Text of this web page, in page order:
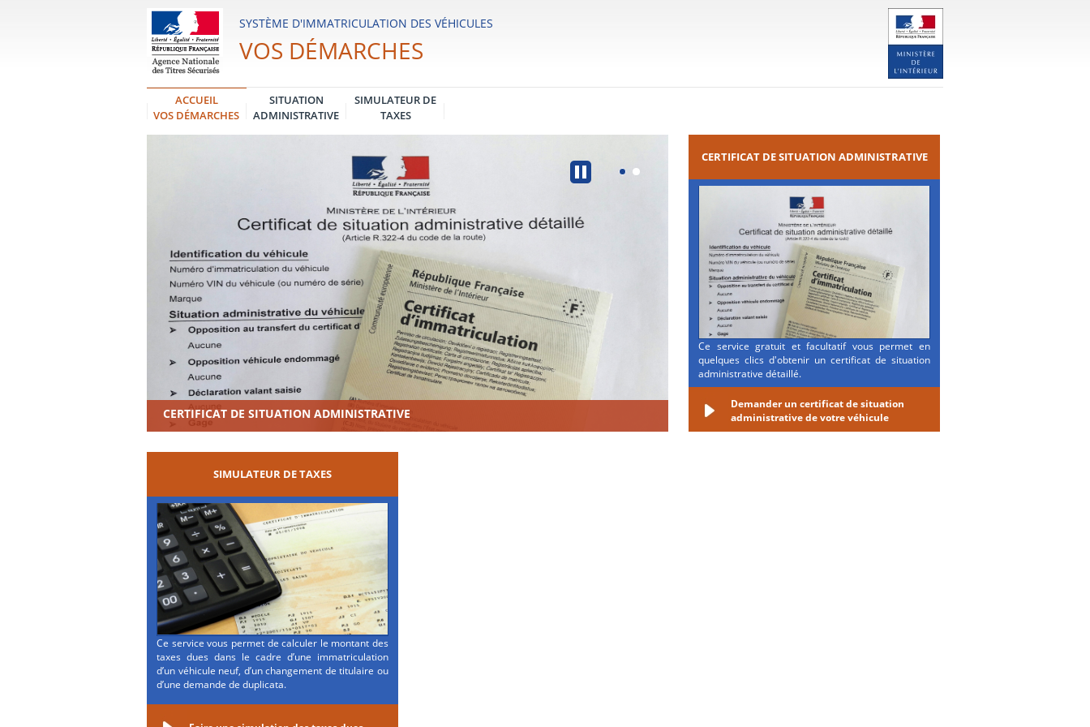
Système
d'Immatriculation
des
Véhicules
SYSTÈME D'IMMATRICULATION DES VÉHICULES
VOS DÉMARCHES
ACCUEIL
VOS DÉMARCHES
SITUATION
ADMINISTRATIVE
SIMULATEUR DE
TAXES
CERTIFICAT DE SITUATION ADMINISTRATIVE
CERTIFICAT DE SITUATION ADMINISTRATIVE
Ce service gratuit et facultatif vous permet en
quelques clics d'obtenir un certificat de situation
administrative détaillé.
Demander un certificat de situation
administrative de votre véhicule
SIMULATEUR DE TAXES
Ce service vous permet de calculer le montant des
taxes dues dans le cadre d’une immatriculation
d’un véhicule neuf, d’un changement de titulaire ou
d’une demande de duplicata.